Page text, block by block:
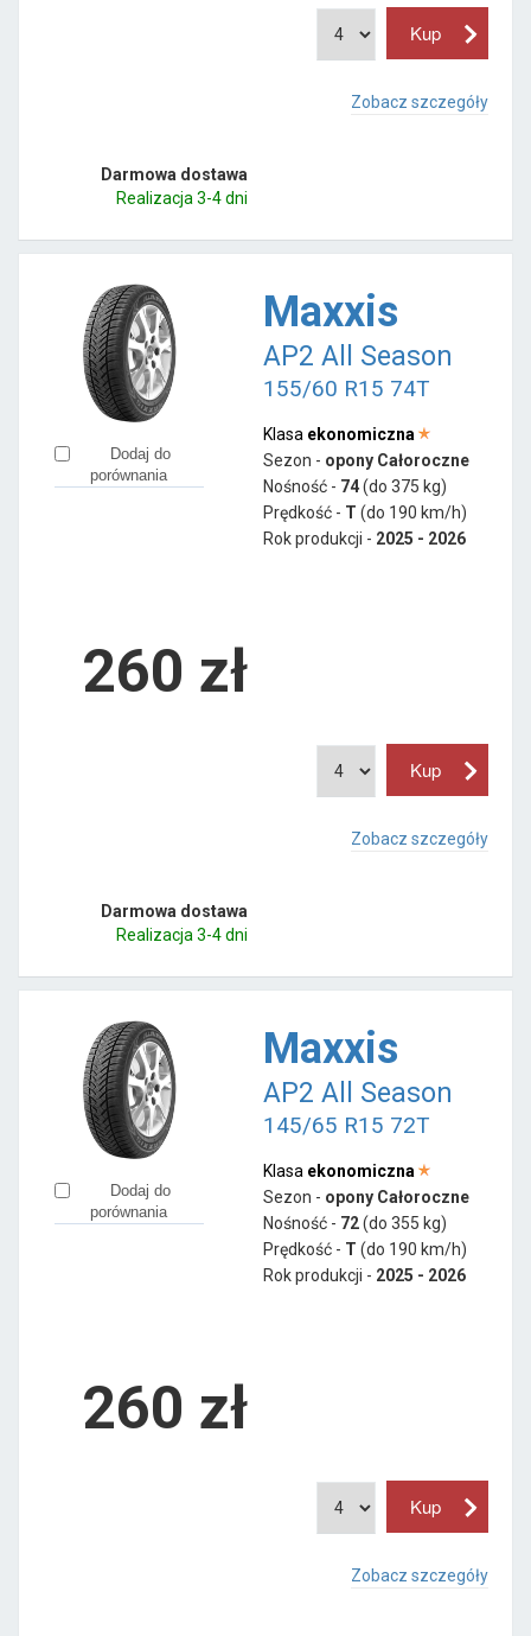
Zobacz szczegóły
Darmowa dostawa
Realizacja 3-4 dni
Dodaj do
porównania
Maxxis
AP2 All Season
155/60 R15 74T
Klasa ekonomiczna
Sezon - opony Całoroczne
Nośność - 74(do 375 kg)
Prędkość - T (do 190 km/h)
Rok produkcji - 2025 - 2026
260 zł
Zobacz szczegóły
Darmowa dostawa
Realizacja 3-4 dni
Dodaj do
porównania
Maxxis
AP2 All Season
145/65 R15 72T
Klasa ekonomiczna
Sezon - opony Całoroczne
Nośność - 72(do 355 kg)
Prędkość - T (do 190 km/h)
Rok produkcji - 2025 - 2026
260 zł
Zobacz szczegóły